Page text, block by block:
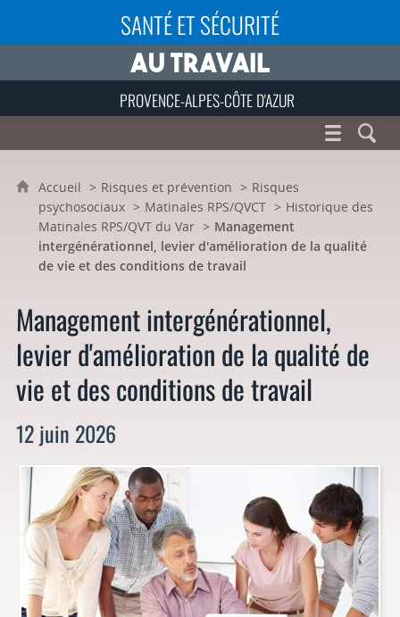
SANTÉ ET SÉCURITÉ
PROVENCE-ALPES-CÔTE D'AZUR
Accueil Risques et prévention
Risques
psychosociaux
Matinales RPS/QVCT
Historique des
Matinales RPS/QVT du Var
Management
intergénérationnel, levier d'amélioration de la qualité
de vie et des conditions de travail
Management intergénérationnel,
levier d'amélioration de la qualité de
vie et des conditions de travail
12 juin 2026